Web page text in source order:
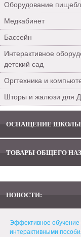
Оборудование
Медкабинет
Бассейн
Интерактивное
детский сад
Оргтехника и
Шторы и жалюзи для
ОСНАЩЕНИЕ ШКОЛЫ
ТОВАРЫ ОБЩЕГО
НОВОСТИ:
Эффективное обучение
интерактивными